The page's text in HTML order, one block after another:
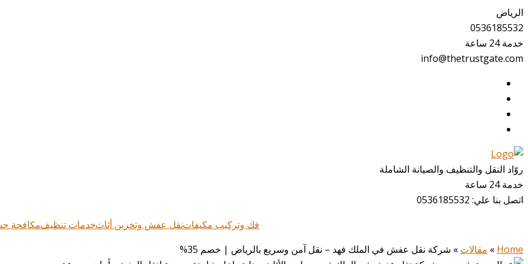
الرياض
0536185532
خدمة 24 ساعة
info@thetrustgate.com
روّاد النقل والتنظيف والصيانة الشاملة
خدمة 24 ساعة
اتصل بنا علي: 0536185532
فك وتركيب مكيفاتنقل عفش وتخزين أثاثخدمات تنظيفمكافحة
Home
» مقالات » شركة نقل عفش في الملك فهد – نقل آمن وسريع بالرياض | خصم 35%